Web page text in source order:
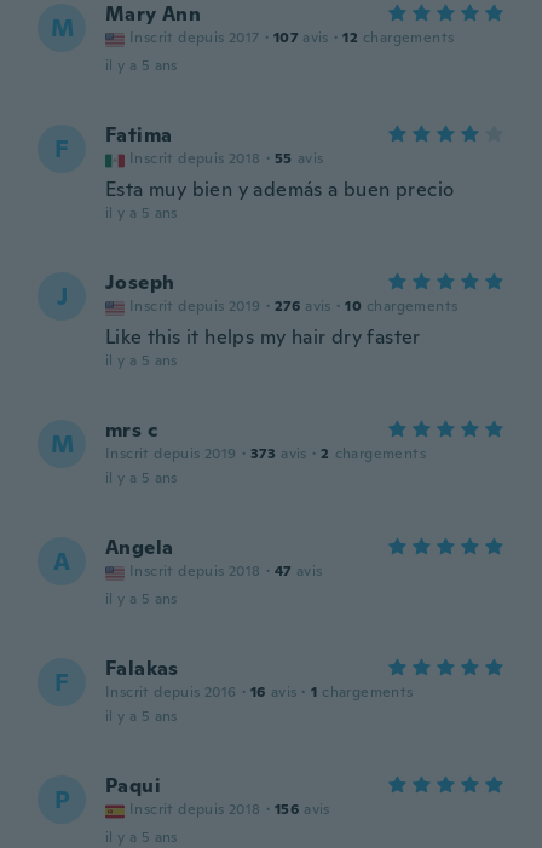
M Mary Ann
Inscrit depuis 2017 · 107 avis · 12 chargements
il y a 5 ans
F Fatima
Inscrit depuis 2018 · 55 avis
Esta muy bien y además a buen precio
il y a 5 ans
J Joseph
Inscrit depuis 2019 · 276 avis · 10 chargements
Like this it helps my hair dry faster
il y a 5 ans
M mrs c
Inscrit depuis 2019 · 373 avis · 2 chargements
il y a 5 ans
A Angela
Inscrit depuis 2018 · 47 avis
il y a 5 ans
F Falakas
Inscrit depuis 2016 · 16 avis · 1 chargements
il y a 5 ans
P Paqui
Inscrit depuis 2018 · 156 avis
il y a 5 ans